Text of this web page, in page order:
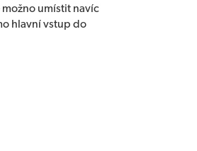
umístit navíc
hlavní vstup do